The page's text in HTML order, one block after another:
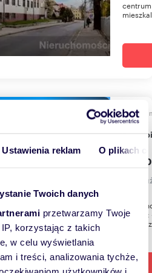
Ustawienia reklam O plikach
Twoich danych
przetwarzamy Twoje
korzystając z takich
w celu wyświetlania
i treści, analizowania tychże,
1255
Duży
700
lokal